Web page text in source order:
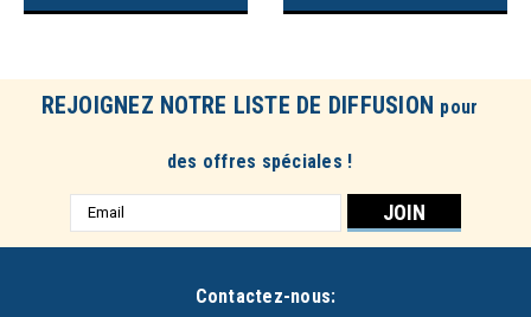
REJOIGNEZ NOTRE LISTE DE DIFFUSION pour
des offres spéciales !
Adresse
e-
Contactez-nous: